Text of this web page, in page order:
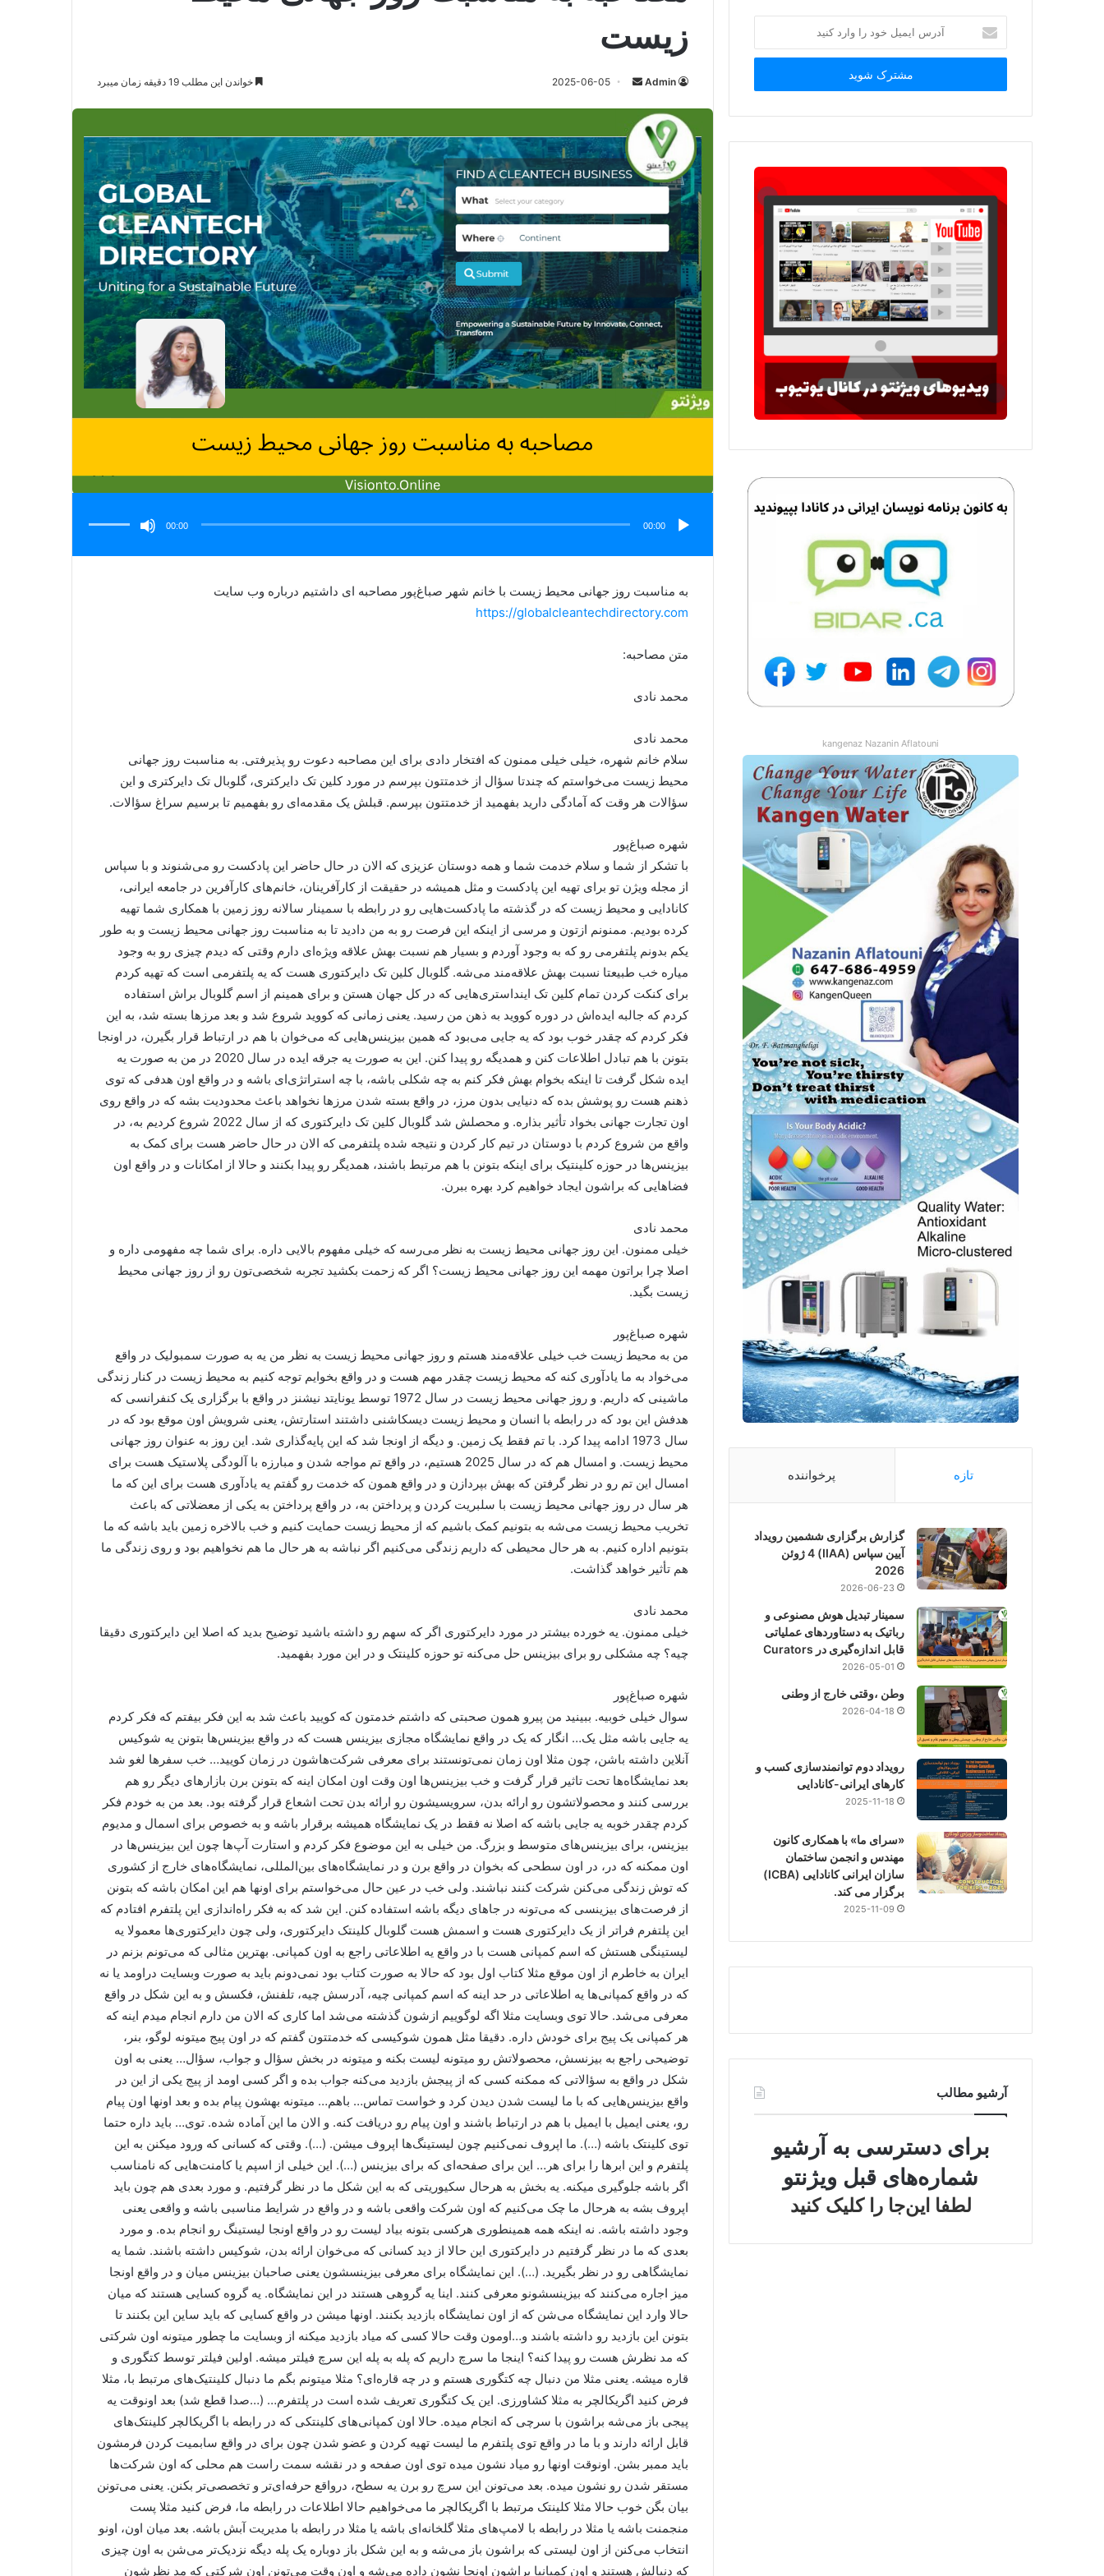
زیست
Admin
ارسال2025-06-05 خواندن این مطلب 19 دقیقه زمان میبرد
پخش‌کننده
00:00
00:00
کاهش
به مناسبت روز جهانی محیط زیست با خانم شهر صباغ‌پور مصاحبه ای داشتیم درباره وب سایت
https://globalcleantechdirectory.com
متن مصاحبه:
محمد نادی
محمد نادی
سلام خانم شهره، خیلی خیلی ممنون که افتخار دادی برای این مصاحبه دعوت رو پذیرفتی. به مناسبت روز جهانی
محیط زیست می‌خواستم که چندتا سؤال از خدمتتون بپرسم در مورد کلین تک دایرکتری، گلوبال تک دایرکتری و این
سؤالات هر وقت که آمادگی دارید بفهمید از خدمتتون بپرسم. قبلش یک مقدمه‌ای رو بفهمیم تا برسیم سراغ سؤالات.
شهره صباغ‌پور
با تشکر از شما و سلام خدمت شما و همه دوستان عزیزی که الان در حال حاضر این پادکست رو می‌شنوند و با سپاس
از مجله ویژن تو برای تهیه این پادکست و مثل همیشه در حقیقت از کارآفرینان، خانم‌های کارآفرین در جامعه ایرانی،
کانادایی و محیط زیست که در گذشته ما پادکست‌هایی رو در رابطه با سمینار سالانه روز زمین با همکاری شما تهیه
کرده بودیم. ممنونم ازتون و مرسی از اینکه این فرصت رو به من دادید تا به مناسبت روز جهانی محیط زیست و به طور
یکم بدونم پلتفرمی رو که به وجود آوردم و بسیار هم نسبت بهش علاقه ویژه‌ای دارم وقتی که دیدم چیزی رو به وجود
میاره خب طبیعتا نسبت بهش علاقه‌مند می‌شه. گلوبال کلین تک دایرکتوری هست که یه پلتفرمی است که تهیه کردم
برای کنکت کردن تمام کلین تک اینداستری‌هایی که در کل جهان هستن و برای همینم از اسم گلوبال براش استفاده
کردم که جالبه ایده‌اش در دوره کووید به ذهن من رسید. یعنی زمانی که کووید شروع شد و بعد مرزها بسته شد، به این
فکر کردم که چقدر خوب بود که یه جایی می‌بود که همین بیزینس‌هایی که می‌خوان با هم در ارتباط قرار بگیرن، در اونجا
بتونن با هم تبادل اطلاعات کنن و همدیگه رو پیدا کنن. این به صورت یه جرقه ایده در سال 2020 در من به صورت یه
ایده شکل گرفت تا اینکه بخوام بهش فکر کنم به چه شکلی باشه، با چه استراتژی‌ای باشه و در واقع اون هدفی که توی
ذهنم هست رو پوشش بده که دنیایی بدون مرز، در واقع بسته شدن مرزها نخواهد باعث محدودیت بشه که در واقع روی
اون تجارت جهانی بخواد تأثیر بذاره. و محصلش شد گلوبال کلین تک دایرکتوری که از سال 2022 شروع کردیم به، در
واقع من شروع کردم با دوستان در تیم کار کردن و نتیجه شده پلتفرمی که الان در حال حاضر هست برای کمک به
بیزینس‌ها در حوزه کلینتیک برای اینکه بتونن با هم مرتبط باشند، همدیگر رو پیدا بکنند و حالا از امکانات و در واقع اون
فضاهایی که براشون ایجاد خواهیم کرد بهره ببرن.
محمد نادی
خیلی ممنون. این روز جهانی محیط زیست به نظر می‌رسه که خیلی مفهوم بالایی داره. برای شما چه مفهومی داره و
اصلا چرا براتون مهمه این روز جهانی محیط زیست؟ اگر که زحمت بکشید تجربه شخصی‌تون رو از روز جهانی محیط
زیست بگید.
شهره صباغ‌پور
من به محیط زیست خب خیلی علاقه‌مند هستم و روز جهانی محیط زیست به نظر من یه به صورت سمبولیک در واقع
می‌خواد به ما یادآوری کنه که محیط زیست چقدر مهم هست و در واقع بخوایم توجه کنیم به محیط زیست در کنار زندگی
ماشینی که داریم. و روز جهانی محیط زیست در سال 1972 توسط یونایتد نیشنز در واقع با برگزاری یک کنفرانسی که
هدفش این بود که در رابطه با انسان و محیط زیست دیسکاشنی داشتند استارتش، یعنی شرویش اون موقع بود که در
سال 1973 ادامه پیدا کرد. با تم فقط یک زمین. و دیگه از اونجا شد که این پایه‌گذاری شد. این روز به عنوان روز جهانی
محیط زیست. و امسال هم که در سال 2025 هستیم، در واقع تم مواجه شدن و مبارزه با آلودگی پلاستیک هست برای
امسال این تم رو در نظر گرفتن که بهش بپردازن و در واقع همون که خدمت رو گفتم یه یادآوری هست برای این که ما
هر سال در روز جهانی محیط زیست با سلبریت کردن و پرداختن به، در واقع پرداختن به یکی از معضلاتی که باعث
تخریب محیط زیست می‌شه به بتونیم کمک باشیم که از محیط زیست حمایت کنیم و خب بالاخره زمین باید باشه که ما
بتونیم اداره کنیم. به هر حال محیطی که داریم زندگی می‌کنیم اگر نباشه به هر حال ما هم نخواهیم بود و روی زندگی ما
هم تأثیر خواهد گذاشت.
محمد نادی
خیلی ممنون. یه خورده بیشتر در مورد دایرکتوری اگر که سهم رو داشته باشید توضیح بدید که اصلا این دایرکتوری دقیقا
چیه؟ چه مشکلی رو برای بیزینس حل می‌کنه تو حوزه کلینتک و در این مورد بفهمید.
شهره صباغ‌پور
سوال خیلی خوبیه. ببینید من پیرو همون صحبتی که داشتم خدمتون که کویید باعث شد به این فکر بیفتم که فکر کردم
یه جایی باشه مثل یک… انگار که یک در واقع نمایشگاه مجازی بیزینس هست که در واقع بیزینس‌ها بتونن یه شوکیس
آنلاین داشته باشن، چون مثلا اون زمان نمی‌تونستند برای معرفی شرکت‌هاشون در زمان کویید… خب سفرها لغو شد
بعد نمایشگاه‌ها تحت تاثیر قرار گرفت و خب بیزینس‌ها اون وقت اون امکان اینه که بتونن برن بازارهای دیگر رو هم
بررسی کنند و محصولاتشون رو ارائه بدن، سرویسیشون رو ارائه بدن تحت اشعاع قرار گرفته بود. بعد من به خودم فکر
کردم چقدر خوبه یه جایی باشه که اصلا نه فقط در یک نمایشگاه همیشه برقرار باشه و به خصوص برای اسمال و مدیوم
بیزینس، برای بیزینس‌های متوسط و بزرگ. من خیلی به این موضوع فکر کردم و استارت آپ‌ها چون این بیزینس‌ها در
اون ممکنه که در، در اون سطحی که بخوان در واقع برن و در نمایشگاه‌های بین‌المللی، نمایشگاه‌های خارج از کشوری
که توش زندگی می‌کنن شرکت کنند نباشند. ولی خب در عین حال می‌خواستم برای اونها هم این امکان باشه که بتونن
از فرصت‌های بیزینسی که می‌تونه در جاهای دیگه باشه استفاده کنن. این شد که به فکر راه‌اندازی این پلتفرم افتادم که
این پلتفرم فراتر از یک دایرکتوری هست و اسمش هست گلوبال کلینتک دایرکتوری، ولی چون دایرکتوری‌ها معمولا یه
لیستینگی هستش که اسم کمپانی هست با در واقع یه اطلاعاتی راجع به اون کمپانی. بهترین مثالی که می‌تونم بزنم در
ایران به خاطرم از اون موقع مثلا کتاب اول بود که حالا به صورت کتاب بود نمی‌دونم باید به صورت وبسایت دراومد یا نه
که در واقع کمپانی‌ها یه اطلاعاتی در حد اینه که اسم کمپانی چیه، آدرسش چیه، تلفنش، فکسش و به این شکل در واقع
معرفی می‌شد. حالا توی وبسایت مثلا اگه لوگوییم ازشون گذشته می‌شد اما کاری که الان من دارم انجام میدم اینه که
هر کمپانی یک پیج برای خودش داره. دقیقا مثل همون شوکیسی که خدمتتون گفتم که در اون پیج میتونه لوگو، بنر،
توضیحی راجع به بیزنسش، محصولاتش رو میتونه لیست بکنه و میتونه در بخش سؤال و جواب، سؤال… یعنی به اون
شکل در واقع به سؤالاتی که ممکنه کسی که از پیجش بازدید می‌کنه جواب بده و اگر کسی اومد از پیج یکی از این در
واقع بیزینس‌هایی که با ما لیست شدن دیدن کرد و خواست تماس… باهم… میتونه بهشون پیام بده و بعد اونها اون پیام
رو، یعنی ایمیل با ایمیل با هم در ارتباط باشند و اون پیام رو دریافت کنه. و الان ما این آماده شده. توی… باید داره حتما
توی کلینتک باشه (…). ما اپروف نمی‌کنیم چون لیستینگ‌ها اپروف میشن. (…). وقتی که کسانی که ورود میکنن به این
پلتفرم و این ابرها را برای هر… این برای صفحه‌ای که برای بیزینس (…). این خیلی از اسپم یا کامنت‌هایی که نامناسب
اگر باشه جلوگیری میکنه. یه بخش به هرحال سکیوریتی که به این شکل ما در نظر گرفتیم. و مورد بعدی هم چون باید
اپروف بشه به هرحال ما چک می‌کنیم که اون شرکت واقعی باشه و در واقع در شرایط مناسبی باشه و واقعی یعنی
وجود داشته باشه. نه اینکه همه همینطوری هرکسی بتونه بیاد لیست رو در واقع اونجا لیستینگ رو انجام بده. و مورد
بعدی که ما در نظر گرفتیم در دایرکتوری این حالا از دید کسانی که می‌خوان ارائه بدن، شوکیس داشته باشند. شما یه
نمایشگاهی رو در نظر بگیرید. (…). این نمایشگاه برای معرفی بیزینسشون یعنی صاحبان بیزینس میان و در واقع اونجا
میز اجاره می‌کنند که بیزینسشونو معرفی کنند. اینا یه گروهی هستند در این نمایشگاه. یه گروه کسایی هستند که میان
حالا وارد این نمایشگاه می‌شن که از اون نمایشگاه بازدید بکنند. اونها میشن در واقع کسایی که باید ساین این بکنند تا
بتونن این بازدید رو داشته باشند و…اومون وقت حالا کسی که میاد بازدید میکنه از وبسایت ما چطور میتونه اون شرکتی
که مد نظرش هست رو پیدا کنه؟ اینجا ما سرچ داریم که پله به پله این سرچ فیلتر میشه. اولین فیلتر توسط کتگوری و
قاره میشه. یعنی مثلا من دنبال چه کتگوری هستم و در چه قاره‌ای؟ مثلا میتونم بگم ما دنبال کلینتیک‌های مرتبط با، مثلا
فرض کنید اگریکالچر به مثلا کشاورزی. این یک کتگوری تعریف شده است در پلتفرم… (…صدا قطع شد) بعد اونوقت یه
پیجی باز می‌شه براشون با سرچی که انجام میده. حالا اون کمپانی‌های کلینتکی که در رابطه با اگریکالچر کلینتک‌های
قابل ارائه دارند و با ما در واقع توی پلتفرم ما لیست تهیه کردن و عضو شدن چون برای در واقع سابمیت کردن فرمشون
باید ممبر بشن. اونوقت اونها رو میاد نشون میده توی اون صفحه و در نقشه سمت راست هم محلی که اون شرکت‌ها
مستقر شدن رو نشون میده. بعد می‌تونن این سرچ رو برن یه سطح، درواقع حرفه‌ای‌تر و تخصصی‌تر بکنن. یعنی می‌تونن
بیان بگن خوب حالا مثلا کلینتک مرتبط با اگریکالچر ما می‌خواهیم حالا اطلاعات در رابطه ما، فرض کنید مثلا پست
منجمنت باشه یا مثلا در رابطه با لامپ‌های مثلا گلخانه‌ای باشه یا مثلا در رابطه با مدیریت آبش باشه. بعد میان اون، اونو
انتخاب می‌کنن از اون لیستی که براشون باز می‌شه و به این شکل باز دوباره یک پله دیگه نزدیک‌تر می‌شن به اون چیزی
که دنبالش هستند و اون کمپانیا براشون اونجا نشون داده می‌شه و اون وقت می‌تونن اون شرکتی که مد نظرشون
ایمیل
خود
وارد
kangenaz Nazanin Aflatouni
تازه پرخواننده
گزارش برگزاری ششمین رویداد
آیین سپاس (IIAA) 4 ژوئن
2026
2026-06-23
سمینار تبدیل هوش مصنوعی و
رباتیک به دستاوردهای عملیاتی
قابل اندازه‌گیری در Curators
2026-05-01
وطن ،وقتی خارج از وطنی
2026-04-18
رویداد دوم توانمندسازی کسب و
کارهای ایرانی-کانادایی
2025-11-18
«سرای ما» با همکاری کانون
مهندس و انجمن ساختمان
سازان ایرانی کانادایی (ICBA)
برگزار می کند.
2025-11-09
آرشیو مطالب
برای دسترسی به آرشیو
شماره‌های قبل ویژنتو
لطفا این‌جا را کلیک کنید